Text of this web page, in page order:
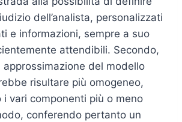
dell’analista, personalizzati
e informazioni, sempre a suo
attendibili. Secondo,
approssimazione del modello
risultare più omogeneo,
i vari componenti più o meno
conferendo pertanto un